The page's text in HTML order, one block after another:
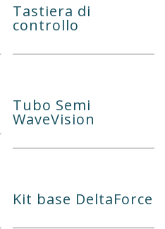
Tastiera di
controllo
Tubo Semi
WaveVision
Kit base DeltaForce